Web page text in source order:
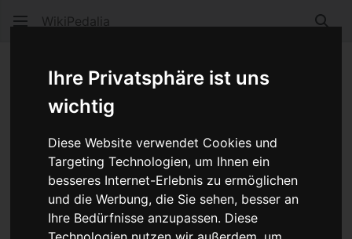
Ihre Privatsphäre ist uns
wichtig
Diese Website verwendet Cookies und
Targeting Technologien, um Ihnen ein
besseres Internet-Erlebnis zu ermöglichen
und die Werbung, die Sie sehen, besser an
Ihre Bedürfnisse anzupassen. Diese
WikiPedalia
Felgenbett
Felgenbettist der tiefste Teil derFelgezwischen
den beiden Felgenflanschen. Um einen Reifen von der
Felge abzuziehen, drückte man eine Seite des
Reifenwulstesin das Felgenbett und kann dann die
gegenüberliegende Seite über den Flansch heben.